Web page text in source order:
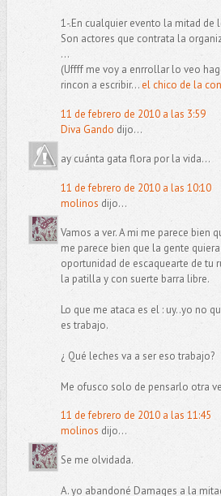
1-.En cualquier evento la mitad de
Son actores que contrata la
...
(Uffff me voy a enrrollar lo veo
rincon a escribir...el chico de la
11 de febrero de 2010 a las 3:59
Diva Gando dijo...
ay cuánta gata flora por la vida...
11 de febrero de 2010 a las 10:10
molinos dijo...
Vamos a ver. A mi me parece bien
me parece bien que la gente
oportunidad de escaquearte de tu
la patilla y con suerte barra libre.
Lo que me ataca es el : uy..yo no
es trabajo.
¿ Qué leches va a ser eso trabajo?
Me ofusco solo de pensarlo otra
11 de febrero de 2010 a las 11:45
molinos dijo...
Se me olvidada.
A. yo abandoné Damages a la